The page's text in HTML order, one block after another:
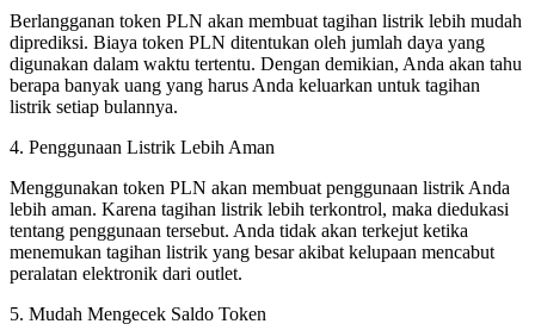
Berlangganan token PLN akan membuat tagihan listrik lebih mudah
diprediksi. Biaya token PLN ditentukan oleh jumlah daya yang
digunakan dalam waktu tertentu. Dengan demikian, Anda akan tahu
berapa banyak uang yang harus Anda keluarkan untuk tagihan
listrik setiap bulannya.
4. Penggunaan Listrik Lebih Aman
Menggunakan token PLN akan membuat penggunaan listrik Anda
lebih aman. Karena tagihan listrik lebih terkontrol, maka diedukasi
tentang penggunaan tersebut. Anda tidak akan terkejut ketika
menemukan tagihan listrik yang besar akibat kelupaan mencabut
peralatan elektronik dari outlet.
5. Mudah Mengecek Saldo Token